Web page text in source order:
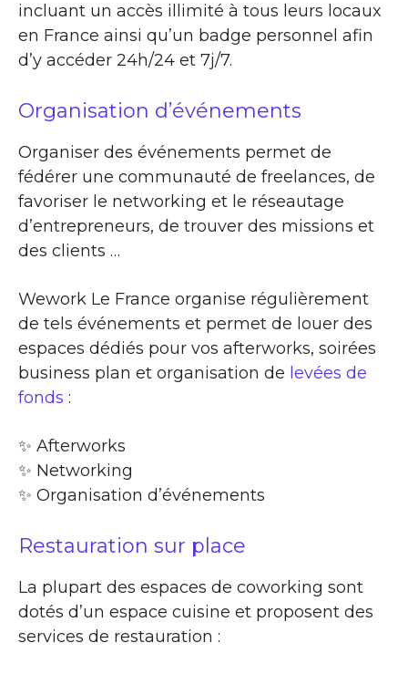
incluant un accès illimité à tous leurs locaux
en France ainsi qu’un badge personnel afin
d’y accéder 24h/24 et 7j/7.
Organisation d’événements
Organiser des événements permet de
fédérer une communauté de freelances, de
favoriser le networking et le réseautage
d’entrepreneurs, de trouver des missions et
des clients …
Wework Le France organise régulièrement
de tels événements et permet de louer des
espaces dédiés pour vos afterworks, soirées
business plan et organisation de levées de
fonds :
✨​ Afterworks
✨​ Networking
✨​ Organisation d’événements
Restauration sur place
La plupart des espaces de coworking sont
dotés d’un espace cuisine et proposent des
services de restauration :